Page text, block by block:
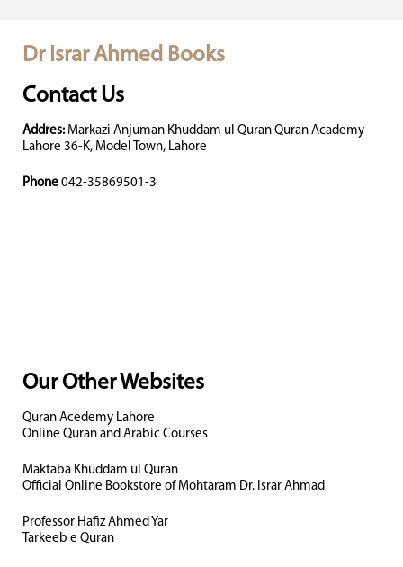
Dr Israr Ahmed Books
Contact Us
Addres: Markazi Anjuman Khuddam ul Quran Quran Academy
Lahore 36-K, Model Town, Lahore
Phone 042-35869501-3
Our Other Websites
Quran Acedemy Lahore
Online Quran and Arabic Courses
Maktaba Khuddam ul Quran
Official Online Bookstore of Mohtaram Dr. Israr Ahmad
Professor Hafiz Ahmed Yar
Tarkeeb e Quran